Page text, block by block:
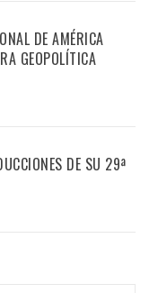
DE AMÉRICA
GEOPOLÍTICA
DE SU 29ª